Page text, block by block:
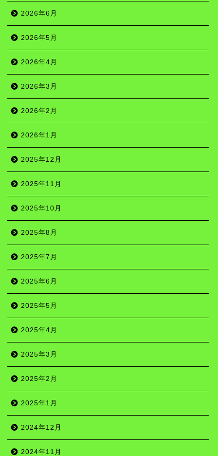
2026年6月
2026年5月
2026年4月
2026年3月
2026年2月
2026年1月
2025年12月
2025年11月
2025年10月
2025年8月
2025年7月
2025年6月
2025年5月
2025年4月
2025年3月
2025年2月
2025年1月
2024年12月
2024年11月